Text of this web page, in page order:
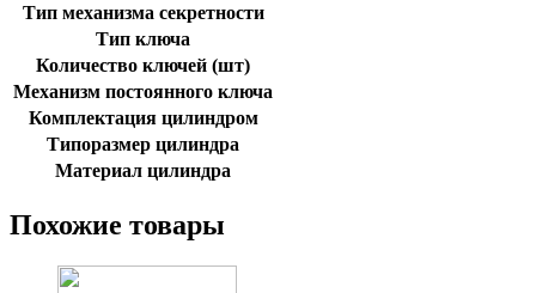
Тип механизма секретности
Тип ключа
Количество ключей (шт)
Механизм постоянного ключа
Комплектация цилиндром
Типоразмер цилиндра
Материал цилиндра
Похожие товары